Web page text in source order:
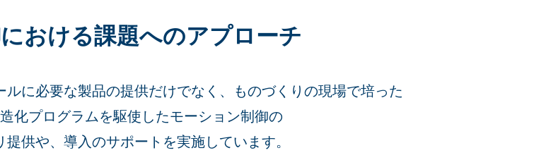
おける課題へのアプローチ
に必要な製品の提供だけでなく、ものづくりの現場で培った
化プログラムを駆使したモーション制御の
供や、導入のサポートを実施しています。